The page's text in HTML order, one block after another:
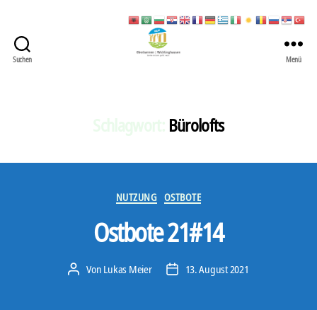
Suchen
Stadt
Menü
Bürolofts
Kategorien
NUTZUNG OSTBOTE
Ostbote 21#14
Beitragsautor
Von Lukas Meier Veröffentlichungsdatum
13. August 2021